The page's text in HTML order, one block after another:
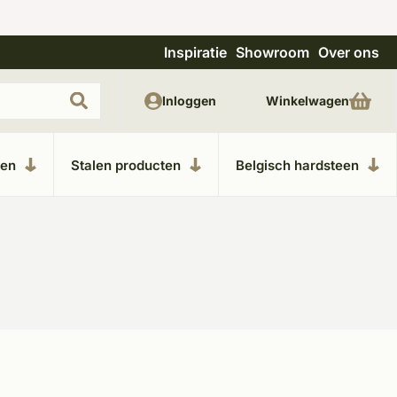
Uitgebreide showroom in Kesteren Unieke
Inspiratie Showroom Over ons
Stalen producten Belgisch hardsteen
Inloggen Winkelwagen